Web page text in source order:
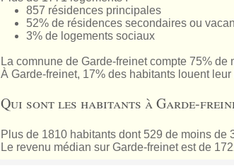
857 résidences principales
52% de résidences secondaires ou
3% de logements sociaux
La comnune de Garde-freinet compte 75% de
À Garde-freinet, 17% des habitants louent leur
Qui sont les habitants à Garde-
Plus de 1810 habitants dont 529 de moins de
Le revenu médian sur Garde-freinet est de